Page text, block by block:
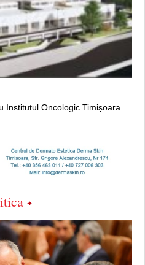
Institutul Oncologic Timișoara